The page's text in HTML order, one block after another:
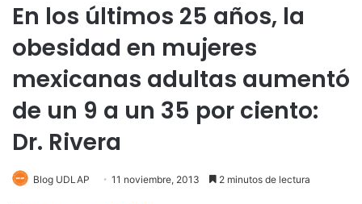
En los últimos 25 años, la
obesidad en mujeres
mexicanas adultas aumentó
de un 9 a un 35 por ciento:
Dr. Rivera
Blog UDLAP 11 noviembre, 2013 2 minutos de lectura